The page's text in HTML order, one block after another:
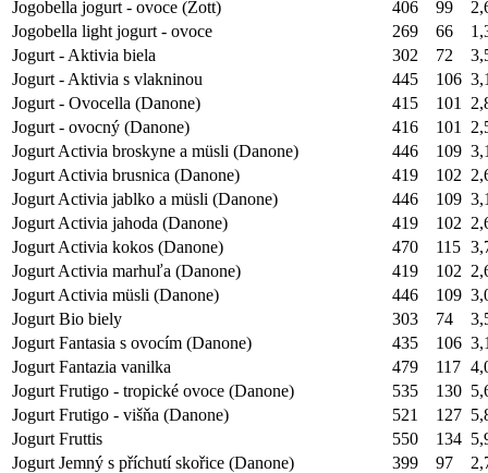
Jogobella jogurt - ovoce (Zott)
406 99
Jogobella light jogurt - ovoce
269 66
Jogurt - Aktivia biela
302 72
Jogurt - Aktivia s vlakninou
445 106
Jogurt - Ovocella (Danone)
415 101
Jogurt - ovocný (Danone)
416 101
Jogurt Activia broskyne a müsli (Danone)
446 109
Jogurt Activia brusnica (Danone)
419 102
Jogurt Activia jablko a müsli (Danone)
446 109
Jogurt Activia jahoda (Danone)
419 102
Jogurt Activia kokos (Danone)
470 115
Jogurt Activia marhuľa (Danone)
419 102
Jogurt Activia müsli (Danone)
446 109
Jogurt Bio biely
303 74
Jogurt Fantasia s ovocím (Danone)
435 106
Jogurt Fantazia vanilka
479 117
Jogurt Frutigo - tropické ovoce (Danone)
535 130
Jogurt Frutigo - višňa (Danone)
521 127
Jogurt Fruttis
550 134
Jogurt Jemný s příchutí skořice (Danone)
399 97